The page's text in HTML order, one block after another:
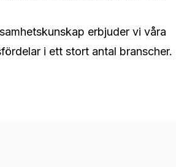
erbjuder vi våra
i ett stort antal branscher.